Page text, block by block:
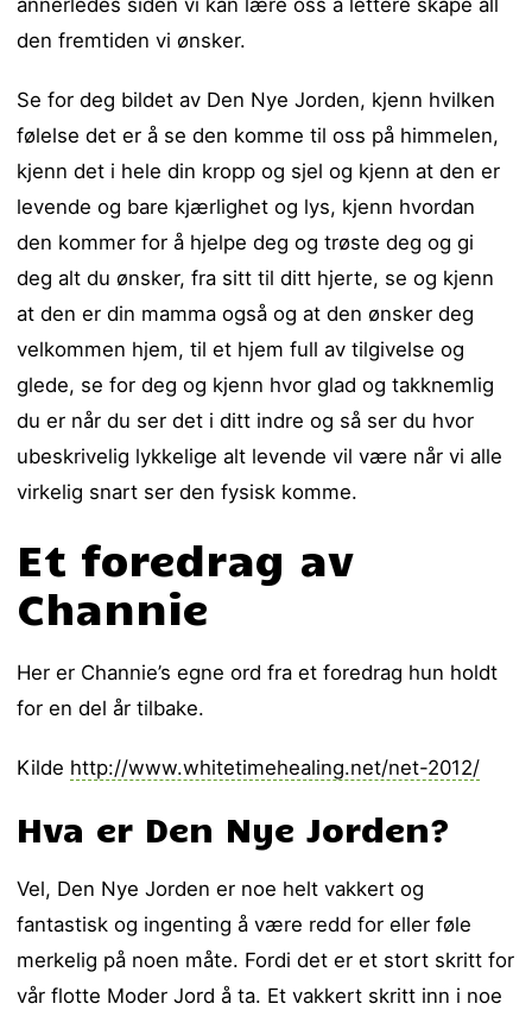
annerledes siden vi kan lære oss å lettere skape all
den fremtiden vi ønsker.
Se for deg bildet av Den Nye Jorden, kjenn hvilken
følelse det er å se den komme til oss på himmelen,
kjenn det i hele din kropp og sjel og kjenn at den er
levende og bare kjærlighet og lys, kjenn hvordan
den kommer for å hjelpe deg og trøste deg og gi
deg alt du ønsker, fra sitt til ditt hjerte, se og kjenn
at den er din mamma også og at den ønsker deg
velkommen hjem, til et hjem full av tilgivelse og
glede, se for deg og kjenn hvor glad og takknemlig
du er når du ser det i ditt indre og så ser du hvor
ubeskrivelig lykkelige alt levende vil være når vi alle
virkelig snart ser den fysisk komme.
Et foredrag av
Channie
Her er Channie’s egne ord fra et foredrag hun holdt
for en del år tilbake.
Kilde http://www.whitetimehealing.net/net-2012/
Hva er Den Nye Jorden?
Vel, Den Nye Jorden er noe helt vakkert og
fantastisk og ingenting å være redd for eller føle
merkelig på noen måte. Fordi det er et stort skritt for
vår flotte Moder Jord å ta. Et vakkert skritt inn i noe